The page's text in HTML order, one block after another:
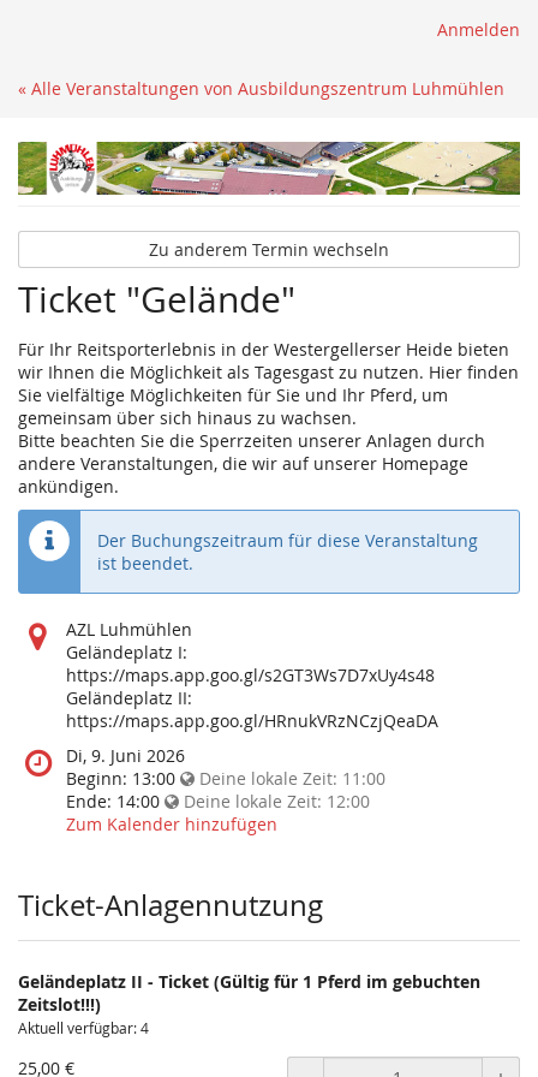
Anmelden
« Alle Veranstaltungen von Ausbildungszentrum Luhmühlen
Zu anderem Termin wechseln
Ticket "Gelände"
Für Ihr Reitsporterlebnis in der Westergellerser Heide bieten
wir Ihnen die Möglichkeit als Tagesgast zu nutzen. Hier finden
Sie vielfältige Möglichkeiten für Sie und Ihr Pferd, um
gemeinsam über sich hinaus zu wachsen.
Bitte beachten Sie die Sperrzeiten unserer Anlagen durch
andere Veranstaltungen, die wir auf unserer Homepage
ankündigen.
Der Buchungszeitraum für diese Veranstaltung
ist beendet.
Wo
findet
diese
Veranstaltung
statt?
AZL Luhmühlen
Geländeplatz I:
https://maps.app.goo.gl/s2GT3Ws7D7xUy4s48
Geländeplatz II:
https://maps.app.goo.gl/HRnukVRzNCzjQeaDA
Wann
findet
diese
Veranstaltung
Di, 9. Juni 2026
Beginn: 13:00 Deine lokale Zeit: 11:00
Ende: 14:00 Deine lokale Zeit: 12:00
Zum Kalender hinzufügen
Ticket-Anlagennutzung
Geländeplatz II - Ticket (Gültig für 1 Pferd im gebuchten
Zeitslot!!!)
Aktuell verfügbar: 4
25,00 €